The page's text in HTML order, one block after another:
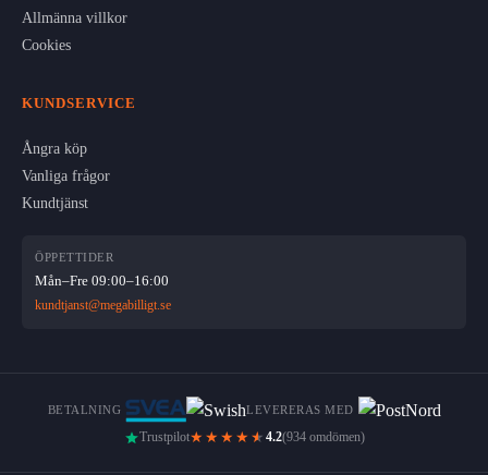
Allmänna villkor
Cookies
KUNDSERVICE
Ångra köp
Vanliga frågor
Kundtjänst
ÖPPETTIDER
Mån–Fre 09:00–16:00
kundtjanst@megabilligt.se
BETALNING LEVERERAS MED
Trustpilot★★★★ ★ 4.2(934 omdömen)